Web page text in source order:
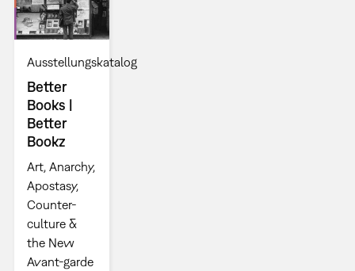
Ausstellungskatalog
Better
Books |
Better
Bookz
Art, Anarchy,
Apostasy,
Counter-
culture &
the New
Avant-garde